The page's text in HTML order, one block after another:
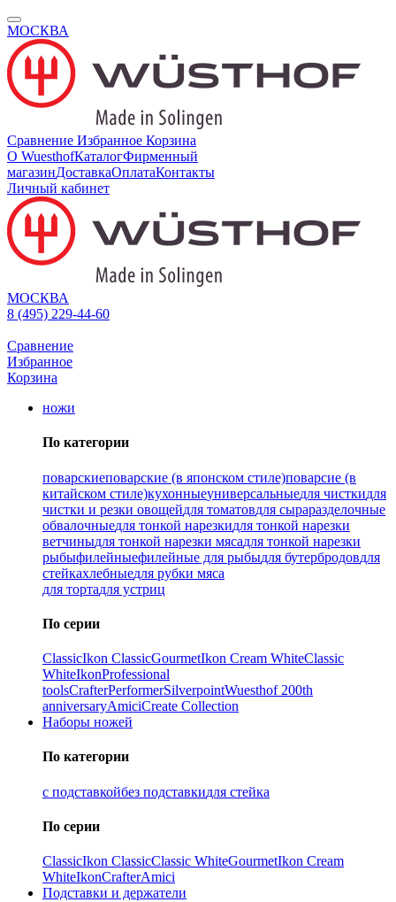
МОСКВА
Сравнение Избранное Корзина
О WuesthofКаталогФирменный
магазинДоставкаОплатаКонтакты
Личный кабинет
МОСКВА
8 (495) 229-44-60
Сравнение
Избранное
Корзина
ножи
По категории
поварскиеповарские (в японском стиле)поварсие (в
китайском стиле)кухонныеуниверсальныедля чисткидля
чистки и резки овощейдля томатовдля сыраразделочные
обвалочныедля тонкой нарезкидля тонкой нарезки
ветчиныдля тонкой нарезки мясадля тонкой нарезки
рыбыфилейныефилейные для рыбыдля бутербродовдля
стейкахлебныедля рубки мяса
для тортадля устриц
По серии
ClassicIkon ClassiсGourmetIkon Cream WhiteClassic
WhiteIkonProfessional
toolsCrafterPerformerSilverpointWuesthof 200th
anniversaryAmiciCreate Collection
Наборы ножей
По категории
с подставкойбез подставкидля стейка
По серии
ClassicIkon ClassiсClassic WhiteGourmetIkon Cream
WhiteIkonCrafterAmici
Подставки и держатели